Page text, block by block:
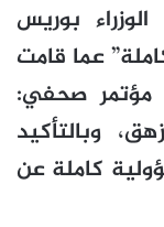
بوريس
عما قامت
صحفي:
وبالتأكيد
كاملة عن